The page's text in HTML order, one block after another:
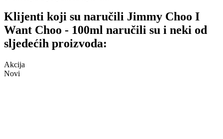
Klijenti koji su naručili Jimmy Choo I
Want Choo - 100ml naručili su i neki od
sljedećih proizvoda:
Akcija
Novi